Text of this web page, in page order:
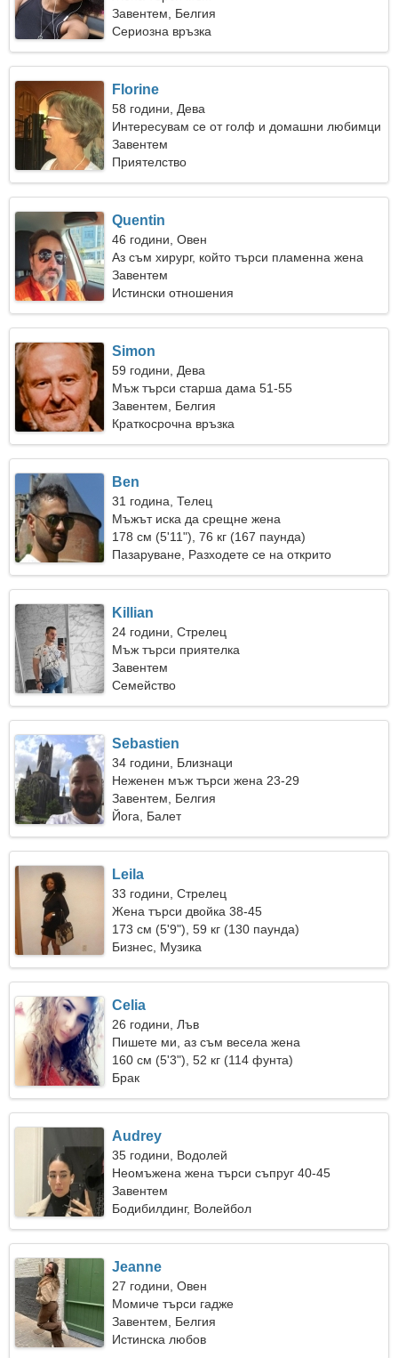
Завентем, Белгия
Сериозна връзка
Florine
58 години, Дева
Интересувам се от голф и домашни любимци
Завентем
Приятелство
Quentin
46 години, Овен
Аз съм хирург, който търси пламенна жена
Завентем
Истински отношения
Simon
59 години, Дева
Мъж търси старша дама 51-55
Завентем, Белгия
Краткосрочна връзка
Ben
31 година, Телец
Мъжът иска да срещне жена
178 см (5'11"), 76 кг (167 паунда)
Пазаруване, Разходете се на открито
Killian
24 години, Стрелец
Мъж търси приятелка
Завентем
Семейство
Sebastien
34 години, Близнаци
Неженен мъж търси жена 23-29
Завентем, Белгия
Йога, Балет
Leila
33 години, Стрелец
Жена търси двойка 38-45
173 см (5'9"), 59 кг (130 паунда)
Бизнес, Музика
Celia
26 години, Лъв
Пишете ми, аз съм весела жена
160 см (5'3"), 52 кг (114 фунта)
Брак
Audrey
35 години, Водолей
Неомъжена жена търси съпруг 40-45
Завентем
Бодибилдинг, Волейбол
Jeanne
27 години, Овен
Момиче търси гадже
Завентем, Белгия
Истинска любов